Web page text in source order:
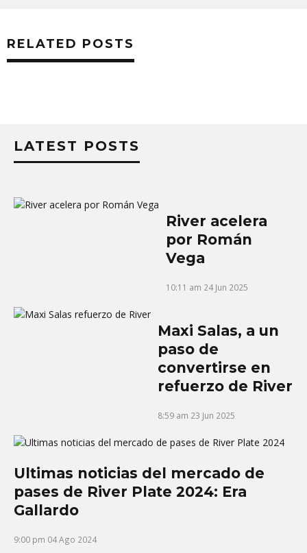
RELATED POSTS
LATEST POSTS
River acelera
por Román
Vega
10:11 am 24 Jun 2025
Maxi Salas, a un
paso de
convertirse en
refuerzo de River
8:59 am 23 Jun 2025
Ultimas noticias del mercado de
pases de River Plate 2024: Era
Gallardo
9:00 pm 04 Ago 2024